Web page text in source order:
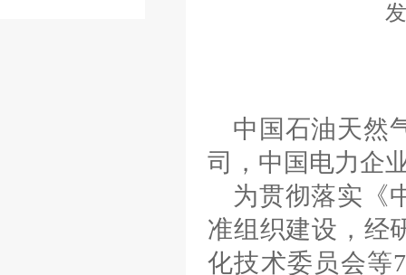
中国石油天然
司，中国电力企
为贯彻落实《
准组织建设，经
化技术委员会等